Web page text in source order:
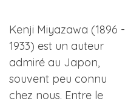
Kenji Miyazawa (1896 -
1933) est un auteur
admiré au Japon,
souvent peu connu
chez nous. Entre le